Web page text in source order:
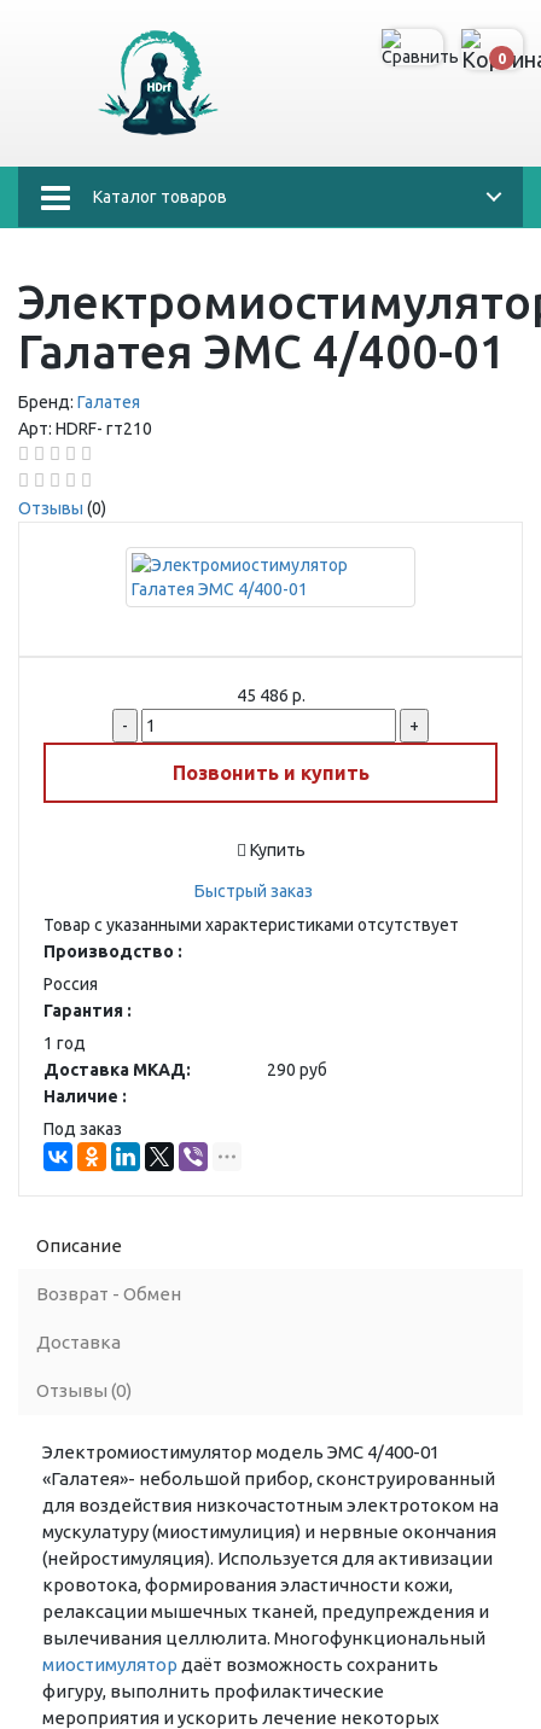
0
Каталог товаров
Галатея ЭМС 4/400-01
Бренд: Галатея
Арт: HDRF- гт210
Отзывы (0)
45 486 р.
-
+
Позвонить и купить
Купить
Быстрый заказ
Товар с указанными характеристиками отсутствует
Производство :
Россия
Гарантия :
1 год
Доставка МКАД:
290 руб
Наличие :
Под заказ
Описание
Возврат - Обмен
Доставка
Отзывы (0)
Электромиостимулятор модель ЭМС 4/400-01
«Галатея»- небольшой прибор, сконструированный
для воздействия низкочастотным электротоком на
мускулатуру (миостимулиция) и нервные окончания
(нейростимуляция). Используется для активизации
кровотока, формирования эластичности кожи,
релаксации мышечных тканей, предупреждения и
вылечивания целлюлита. Многофункциональный
миостимулятор даёт возможность сохранить
фигуру, выполнить профилактические
мероприятия и ускорить лечение некоторых